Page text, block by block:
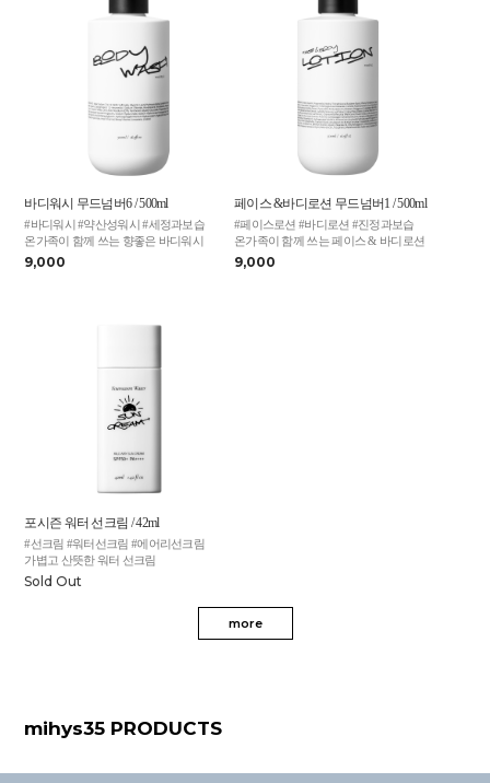
바디워시 무드넘버6 / 500ml
#바디워시 #약산성워시 #세정과보습
온가족이 함께 쓰는 향좋은 바디워시
9,000
페이스 &바디로션 무드넘버1 / 500ml
#페이스로션 #바디로션 #진정과보습
온가족이 함께 쓰는 페이스 & 바디로션
9,000
포시즌 워터 선크림 / 42ml
#선크림 #워터선크림 #에어리선크림
가볍고 산뜻한 워터 선크림
Sold Out
more
mihys35 PRODUCTS